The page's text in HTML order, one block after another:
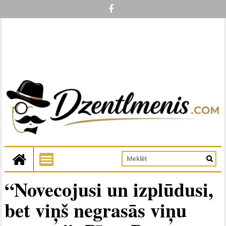
“Novecojusi un izplūdusi,
bet viņš negrasās viņu